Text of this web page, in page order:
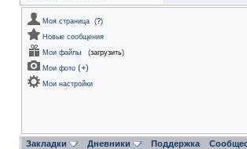
Моя страница (?)
Новые сообщения
Мои файлы
(загрузить)
Мои фото (+)
Мои настройки
Закладки Дневники Поддержка